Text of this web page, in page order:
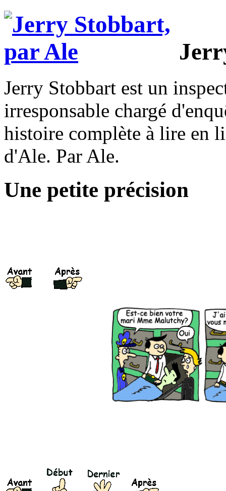
Jerry Stobbart est un
irresponsable chargé
histoire complète à lire en
d'Ale. Par Ale.
Une petite précision